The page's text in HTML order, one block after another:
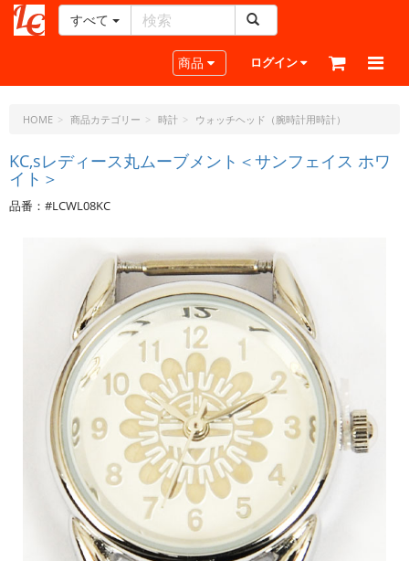
ー
ラ
ト・
ド
ッ
ト・
すべて
Toggle navigation
商品 ログイン
HOME 商品カテゴリー 時計 ウォッチヘッド（腕時計用時計）
KC,sレディース丸ムーブメント＜サンフェイス ホワ
イト＞
品番：#LCWL08KC